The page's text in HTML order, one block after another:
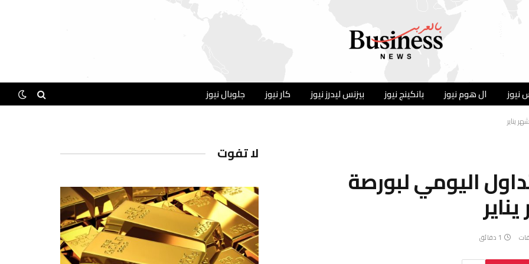
نيوز ال هوم نيوز بانكينج نيوز بيزنس ليدرز نيوز كار نيوز جلوبال نيوز
اليومي لبورصة
1 دقائق
لا تفوت